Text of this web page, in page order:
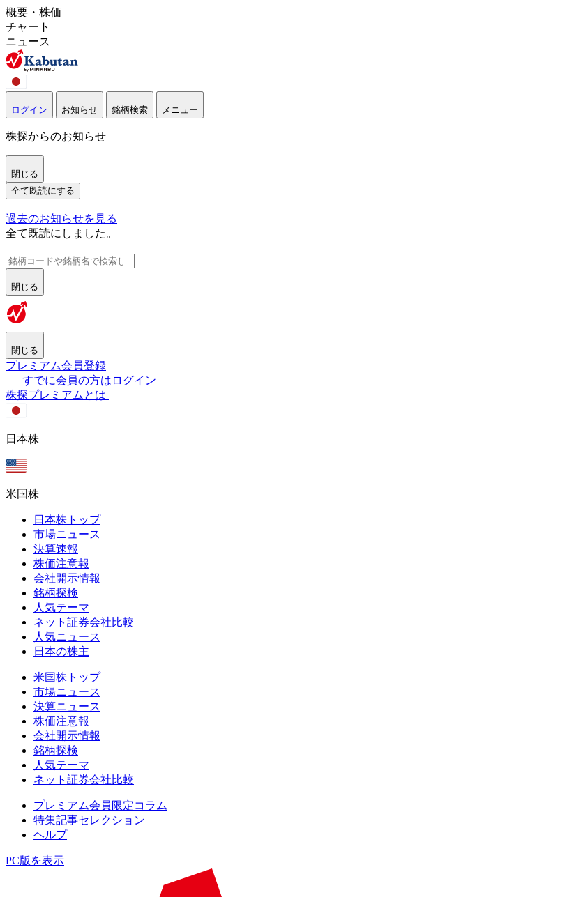
概要・株価
チャート
ニュース
ログイン お知らせ 銘柄検索 メニュー
株探からのお知らせ
閉じる
全て既読にする
過去のお知らせを見る
全て既読にしました。
閉じる
閉じる
プレミアム会員登録
すでに会員の方はログイン
株探プレミアムとは
日本株
米国株
日本株トップ
市場ニュース
決算速報
株価注意報
会社開示情報
銘柄探検
人気テーマ
ネット証券会社比較
人気ニュース
日本の株主
米国株トップ
市場ニュース
決算ニュース
株価注意報
会社開示情報
銘柄探検
人気テーマ
ネット証券会社比較
プレミアム会員限定コラム
特集記事セレクション
ヘルプ
PC版を表示